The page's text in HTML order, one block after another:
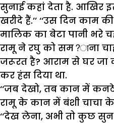
सुनाई कहां देता है. आखिर
खरीदे हैं.’’ ‘‘उस दिन काम की
मालिक का बेटा पानी भरे
रामू ने रघु को सम?ाना
जरूरत है? आराम से घर जा
कर हंस दिया था.
‘‘जब देखो, तब कान में
रामू के कान में बंशी चाचा के
‘‘देख लेना, अभी तो कुछ सुन